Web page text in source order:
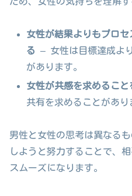
女性が結果よりもプロ
る
– 女性は目標達成よ
があります。
女性が共感を求めること
共有を求めることがあり
男性と女性の思考は異なる
しようと努力することで、
スムーズになります。